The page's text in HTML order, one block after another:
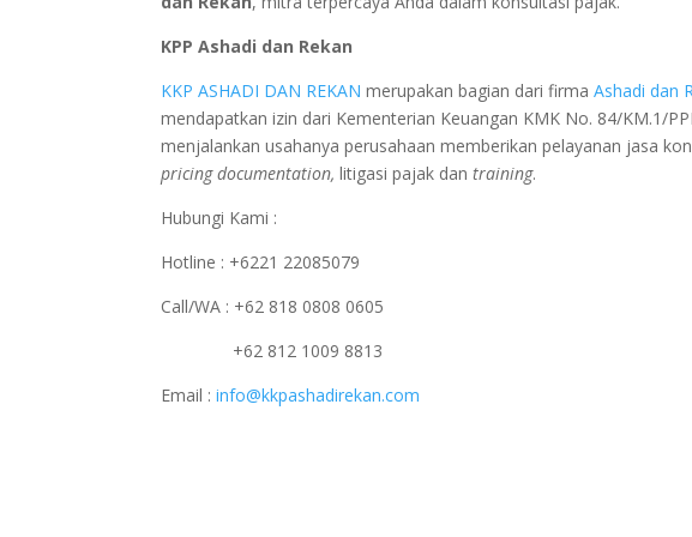
KPP Ashadi dan Rekan
KKP ASHADI DAN REKAN merupakan bagian dari firmaAshadi dan
mendapatkan izin dari Kementerian Keuangan KMK No. 84/KM.1/
menjalankan usahanya perusahaan memberikan pelayanan jasa
pricing documentation,litigasi pajak dantraining.
Hubungi Kami :
Hotline : +6221 22085079
Call/WA : +62 818 0808 0605
+62 812 1009 8813
Email :info@kkpashadirekan.com